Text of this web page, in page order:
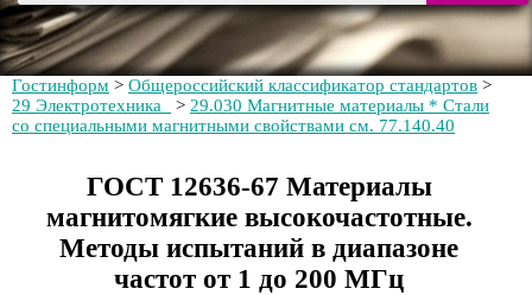
Гостинформ > Общероссийский классификатор стандартов >
29 Электротехника
> 29.030 Магнитные материалы * Стали
со специальными магнитными свойствами см. 77.140.40
ГОСТ 12636-67 Материалы
магнитомягкие высокочастотные.
Методы испытаний в диапазоне
частот от 1 до 200 МГц